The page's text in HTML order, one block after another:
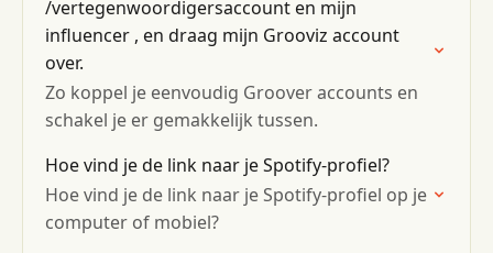
/vertegenwoordigersaccount en mijn
influencer , en draag mijn Grooviz account
over.
Zo koppel je eenvoudig Groover accounts en
schakel je er gemakkelijk tussen.
Hoe vind je de link naar je Spotify-profiel?
Hoe vind je de link naar je Spotify-profiel op je
computer of mobiel?